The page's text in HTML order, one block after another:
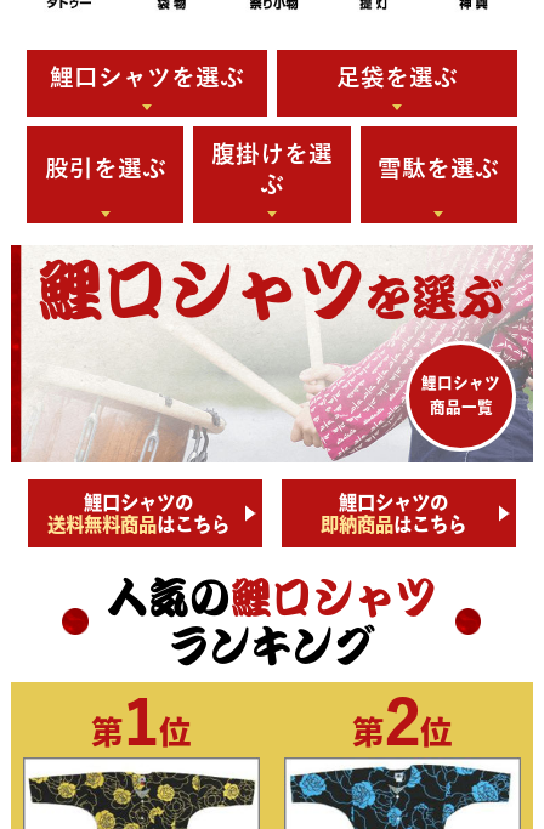
鯉口シャツを選ぶ 足袋を選ぶ
股引を選ぶ
腹掛けを選
ぶ
雪駄を選ぶ
鯉口シャツを選ぶ
鯉口シャツ
商品一覧
鯉口シャツの
送料無料商品はこちら
鯉口シャツの
即納商品はこちら
人気の鯉口シャツ
ランキング
第1位 第2位